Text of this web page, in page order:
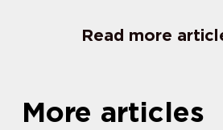
Read more
More articles